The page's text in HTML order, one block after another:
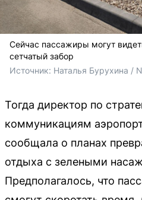
Сейчас пассажиры могут
сетчатый забор
Источник: Наталья Бурухина /
Тогда директор по
коммуникациям
сообщала о планах
отдыха с зелеными
Предполагалось, что